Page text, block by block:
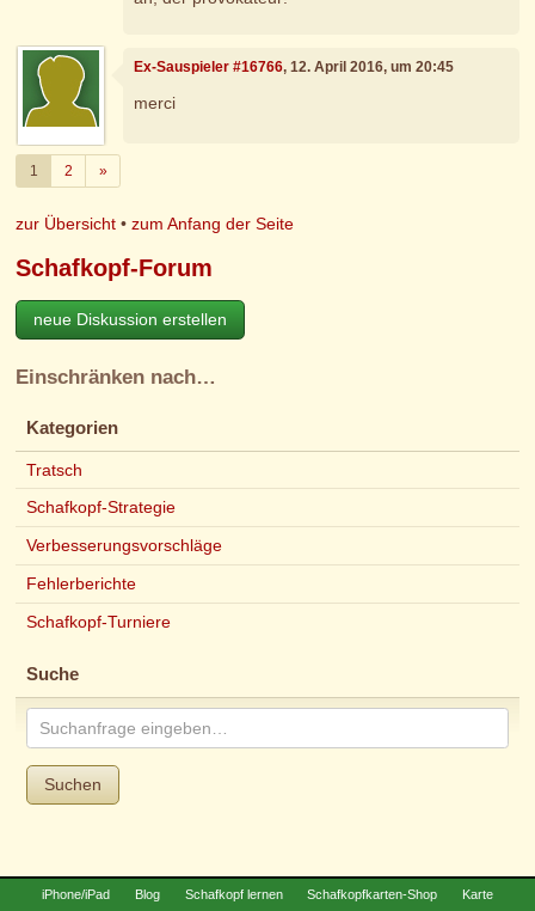
Ex-Sauspieler #16766, 12. April 2016, um 20:45
merci
1 2 »Weiter
zur Übersicht •zum Anfang der Seite
Schafkopf-Forum
neue Diskussion erstellen
Einschränken nach…
Kategorien
Tratsch
Schafkopf-Strategie
Verbesserungsvorschläge
Fehlerberichte
Schafkopf-Turniere
Suche
Suchen
iPhone/iPad Blog Schafkopf lernen Schafkopfkarten-Shop Karte